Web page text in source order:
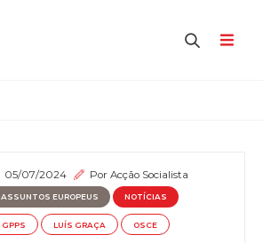
05/07/2024 PorAcção Socialista
ASSUNTOS EUROPEUS NOTÍCIAS
GPPS LUÍS GRAÇA OSCE